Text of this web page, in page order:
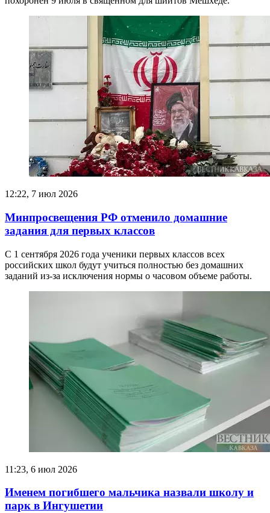
12:22, 7 июл 2026
Минпросвещения РФ отменило домашние
задания для первых классов
С 1 сентября 2026 года ученики первых классов всех
российских школ будут учиться полностью без домашних
заданий из-за исключения нормы о часовом объеме работы.
11:23, 6 июл 2026
Именем погибшего мальчика назвали школу и
парк в Ингушетии